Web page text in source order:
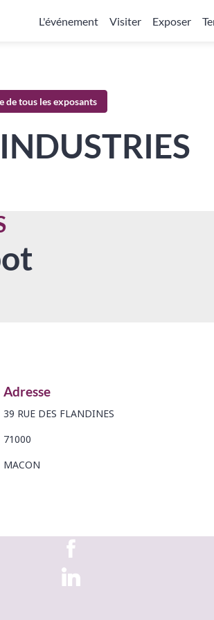
L'événement Visiter Exposer
de tous les exposants
Adresse
39 RUE DES FLANDINES
71000
MACON